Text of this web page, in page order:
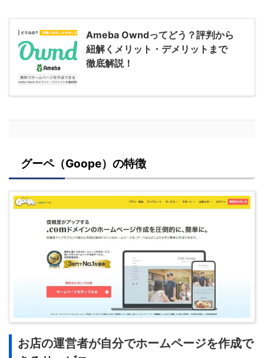
Ameba Owndってどう？評判から
紐解くメリット・デメリットまで
徹底解説！
グーペ（Goope）の特徴
お店の運営者が自分でホームページを作成で